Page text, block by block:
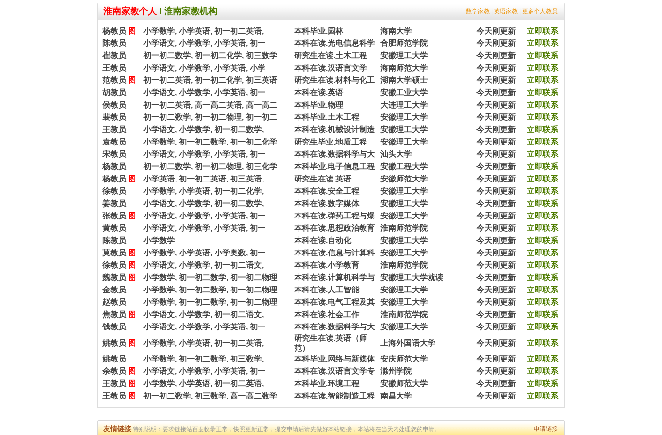
8小时前黄女士预约马教员（2365670）
12小时前黎先生预约余教员（2343050）
20分钟前高先生预约张教员（2403650）
45分钟前涂先生预约余教员（2033065）
57分钟前王女士预约杨教员（2543540）
1小时前陈女士预约严教员（2054060）
3小时前杨女士预约王教员（2054079）
5小时前沈女士预约方教员（2303090）
5小时前严先生预约李教员（2432320）
8小时前黄女士预约马教员（2365670）
12小时前黎先生预约余教员（2343050）
7分钟前平女士预约王教员（2003070）
20分钟前高先生预约张教员（2403650）
45分钟前涂先生预约余教员（2033065）
57分钟前王女士预约杨教员（2543540）
1小时前陈女士预约严教员（2054060）
3小时前杨女士预约王教员（2054079）
5小时前沈女士预约方教员（2303090）
5小时前严先生预约李教员（2432320）
8小时前黄女士预约马教员（2365670）
12小时前黎先生预约余教员（2343050）
7分钟前平女士预约王教员（2003070）
20分钟前高先生预约张教员（2403650）
45分钟前涂先生预约余教员（2033065）
57分钟前王女士预约杨教员（2543540）
1小时前陈女士预约严教员（2054060）
3小时前杨女士预约王教员（2054079）
5小时前沈女士预约方教员（2303090）
5小时前严先生预约李教员（2432320）
8小时前黄女士预约马教员（2365670）
12小时前黎先生预约余教员（2343050）
7分钟前平女士预约王教员（2003070）
20分钟前高先生预约张教员（2403650）
45分钟前涂先生预约余教员（2033065）
57分钟前王女士预约杨教员（2543540）
1小时前陈女士预约严教员（2054060）
3小时前杨女士预约王教员（2054079）
5小时前沈女士预约方教员（2303090）
5小时前严先生预约李教员（2432320）
8小时前黄女士预约马教员（2365670）
12小时前黎先生预约余教员（2343050）
20分钟前高先生预约张教员（2403650）
数学家教 英语家教 更多个人教员
淮南家教个人 I 淮南家教机构
杨教员 图 小学数学, 小学英语, 初一初二英语, 本科毕业.园林 海南大学 今天刚更新
立即联系
陈教员
小学语文, 小学数学, 小学英语, 初一 本科在读.光电信息科学 合肥师范学院 今天刚更新
立即联系
崔教员
初一初二数学, 初一初二化学, 初三数学 研究生在读.土木工程 安徽理工大学 今天刚更新
立即联系
王教员
小学语文, 小学数学, 小学英语, 小学 本科在读.汉语言文学 海南师范大学 今天刚更新
立即联系
范教员 图 初一初二英语, 初一初二化学, 初三英语 研究生在读.材料与化工 湖南大学硕士 今天刚更新
立即联系
胡教员
小学语文, 小学数学, 小学英语, 初一 本科在读.英语 安徽工业大学 今天刚更新
立即联系
侯教员
初一初二英语, 高一高二英语, 高一高二 本科毕业.物理 大连理工大学 今天刚更新
立即联系
裴教员
初一初二数学, 初一初二物理, 初一初二 本科毕业.土木工程 安徽理工大学 今天刚更新
立即联系
王教员
小学语文, 小学数学, 初一初二数学, 本科在读.机械设计制造 安徽理工大学 今天刚更新
立即联系
袁教员
小学数学, 初一初二数学, 初一初二化学 研究生毕业.地质工程 安徽理工大学 今天刚更新
立即联系
宋教员
小学语文, 小学数学, 小学英语, 初一 本科在读.数据科学与大 汕头大学 今天刚更新
立即联系
杨教员
初一初二数学, 初一初二物理, 初三化学 本科毕业.电子信息工程 安徽工程大学 今天刚更新
立即联系
杨教员 图 小学英语, 初一初二英语, 初三英语, 研究生在读.英语 安徽师范大学 今天刚更新
立即联系
徐教员
小学数学, 小学英语, 初一初二化学, 本科在读.安全工程 安徽理工大学 今天刚更新
立即联系
姜教员
小学语文, 小学数学, 初一初二数学, 本科在读.数字媒体 安徽理工大学 今天刚更新
立即联系
张教员 图 小学语文, 小学数学, 小学英语, 初一 本科在读.弹药工程与爆 安徽理工大学 今天刚更新
立即联系
黄教员
小学语文, 小学数学, 小学英语, 初一 本科在读.思想政治教育 淮南师范学院 今天刚更新
立即联系
陈教员
小学数学 本科在读.自动化 安徽理工大学 今天刚更新
立即联系
莫教员 图 小学数学, 小学英语, 小学奥数, 初一 本科在读.信息与计算科 安徽理工大学 今天刚更新
立即联系
徐教员 图 小学语文, 小学数学, 初一初二语文, 本科在读.小学教育 淮南师范学院 今天刚更新
立即联系
魏教员 图 小学数学, 初一初二数学, 初一初二物理 本科在读.计算机科学与 安徽理工大学就读 今天刚更新
立即联系
金教员
小学数学, 初一初二数学, 初一初二物理 本科在读.人工智能 安徽理工大学 今天刚更新
立即联系
赵教员
小学数学, 初一初二数学, 初一初二物理 本科在读.电气工程及其 安徽理工大学 今天刚更新
立即联系
焦教员 图 小学语文, 小学数学, 初一初二语文, 本科在读.社会工作 淮南师范学院 今天刚更新
立即联系
钱教员
小学语文, 小学数学, 小学英语, 初一 本科在读.数据科学与大 安徽理工大学 今天刚更新
立即联系
姚教员 图 小学数学, 小学英语, 初一初二英语,
研究生在读.英语（师
范）
上海外国语大学 今天刚更新
立即联系
姚教员
小学数学, 初一初二数学, 初三数学, 本科毕业.网络与新媒体 安庆师范大学 今天刚更新
立即联系
余教员 图 小学语文, 小学数学, 小学英语, 初一 本科在读.汉语言文学专 滁州学院 今天刚更新
立即联系
王教员 图 小学数学, 小学英语, 初一初二英语, 本科毕业.环境工程 安徽师范大学 今天刚更新
立即联系
王教员 图 初一初二数学, 初三数学, 高一高二数学 本科在读.智能制造工程 南昌大学 今天刚更新 立即联系
申请链接
友情链接特别说明：要求链接站百度收录正常，快照更新正常，提交申请后请先做好本站链接，本站将在当天内处理您的申请。